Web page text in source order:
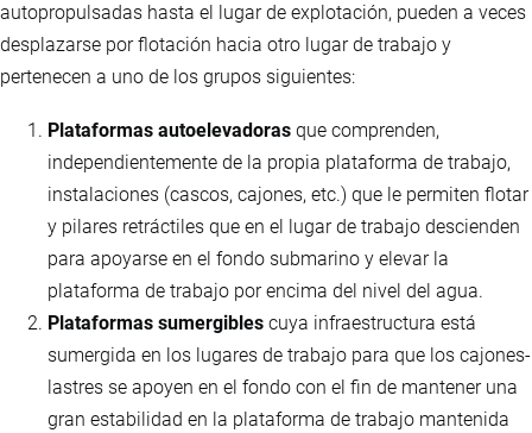
autopropulsadas hasta el lugar de explotación, pueden a veces
desplazarse por flotación hacia otro lugar de trabajo y
pertenecen a uno de los grupos siguientes:
Plataformas autoelevadoras que comprenden,
independientemente de la propia plataforma de trabajo,
instalaciones (cascos, cajones, etc.) que le permiten flotar
y pilares retráctiles que en el lugar de trabajo descienden
para apoyarse en el fondo submarino y elevar la
plataforma de trabajo por encima del nivel del agua.
Plataformas sumergibles cuya infraestructura está
sumergida en los lugares de trabajo para que los cajones-
lastres se apoyen en el fondo con el fin de mantener una
gran estabilidad en la plataforma de trabajo mantenida